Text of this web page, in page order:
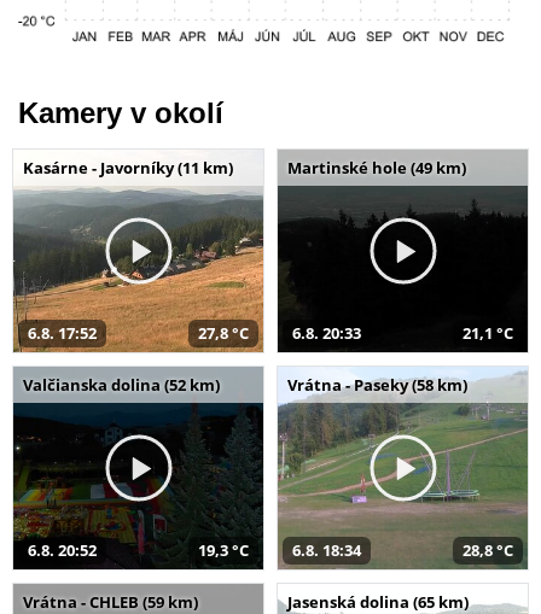
Kamery v okolí
Kasárne - Javorníky (11 km)
6.8. 17:52 27,8 °C
Martinské hole (49 km)
6.8. 20:33 21,1 °C
Valčianska dolina (52 km)
6.8. 20:52 19,3 °C
Vrátna - Paseky (58 km)
6.8. 18:34 28,8 °C
Vrátna - CHLEB (59 km) Jasenská dolina (65 km)